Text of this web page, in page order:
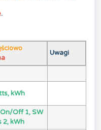
.
Uwagi
kWh
Off 1, SW
2, kWh